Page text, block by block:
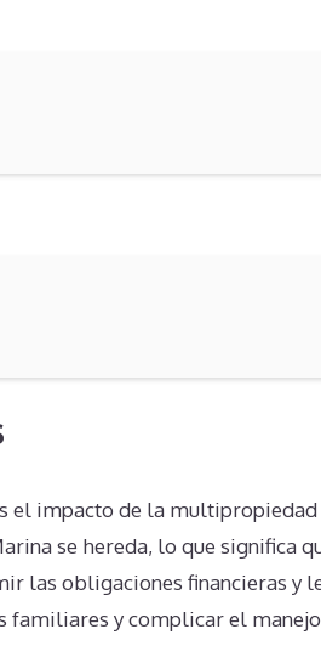
el impacto de la multipropiedad
se hereda, lo que significa
las obligaciones financieras y
familiares y complicar el